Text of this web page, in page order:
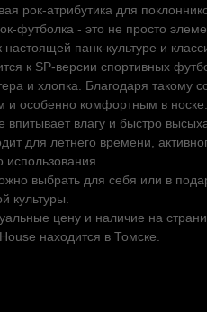
рок-атрибутика для
футболка - это не просто
панк-культуре и
к SP-версии спортивных
и хлопка. Благодаря такому
и особенно комфортным в
впитывает влагу и быстро
для летнего времени,
использования.
выбрать для себя или в
культуры.
цену и наличие на
находится в Томске.